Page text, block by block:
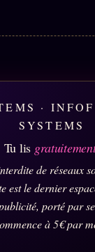
·
SYSTEMS
Tu lis
de réseaux
est le dernier
porté par
à 5€ par